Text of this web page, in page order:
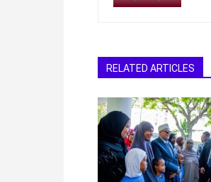
RELATED ARTICLES